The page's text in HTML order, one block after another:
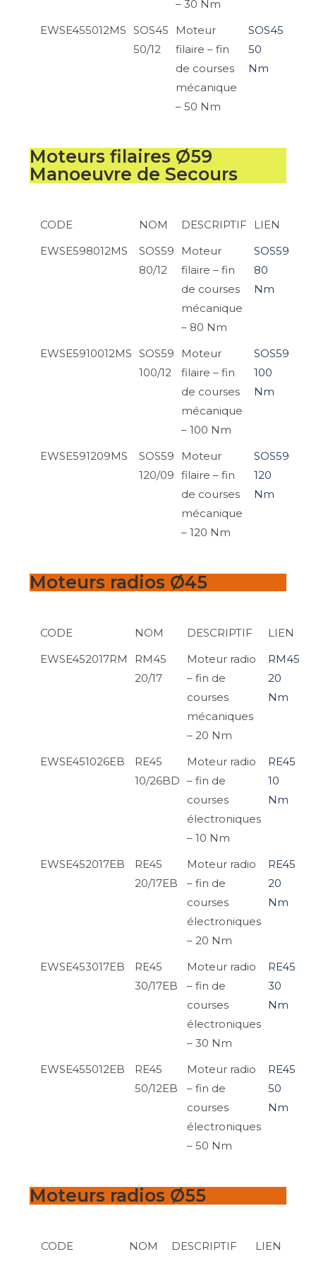
– 30 Nm
EWSE455012MS
SOS45
50/12
Moteur
filaire – fin
de courses
mécanique
– 50 Nm
SOS45
50
Nm
Moteurs filaires Ø59
Manoeuvre de Secours
CODE NOM DESCRIPTIF
LIEN
EWSE598012MS
SOS59
80/12
Moteur
filaire – fin
de courses
mécanique
– 80 Nm
SOS59
80
Nm
EWSE5910012MS
SOS59
100/12
Moteur
filaire – fin
de courses
mécanique
– 100 Nm
SOS59
100
Nm
EWSE591209MS
SOS59
120/09
Moteur
filaire – fin
de courses
mécanique
– 120 Nm
SOS59
120
Nm
Moteurs radios Ø45
CODE NOM DESCRIPTIF
LIEN
EWSE452017RM
RM45
20/17
Moteur radio
– fin de
courses
mécaniques
– 20 Nm
RM45
20
Nm
EWSE451026EB
RE45
10/26BD
Moteur radio
– fin de
courses
électroniques
– 10 Nm
RE45
10
Nm
EWSE452017EB
RE45
20/17EB
Moteur radio
– fin de
courses
électroniques
– 20 Nm
RE45
20
Nm
EWSE453017EB
RE45
30/17EB
Moteur radio
– fin de
courses
électroniques
– 30 Nm
RE45
30
Nm
EWSE455012EB
RE45
50/12EB
Moteur radio
– fin de
courses
électroniques
– 50 Nm
RE45
50
Nm
Moteurs radios Ø55
CODE NOM DESCRIPTIF
LIEN